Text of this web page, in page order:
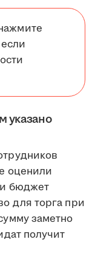
указано
оценили
бюджет
для торга при
заметно
получит